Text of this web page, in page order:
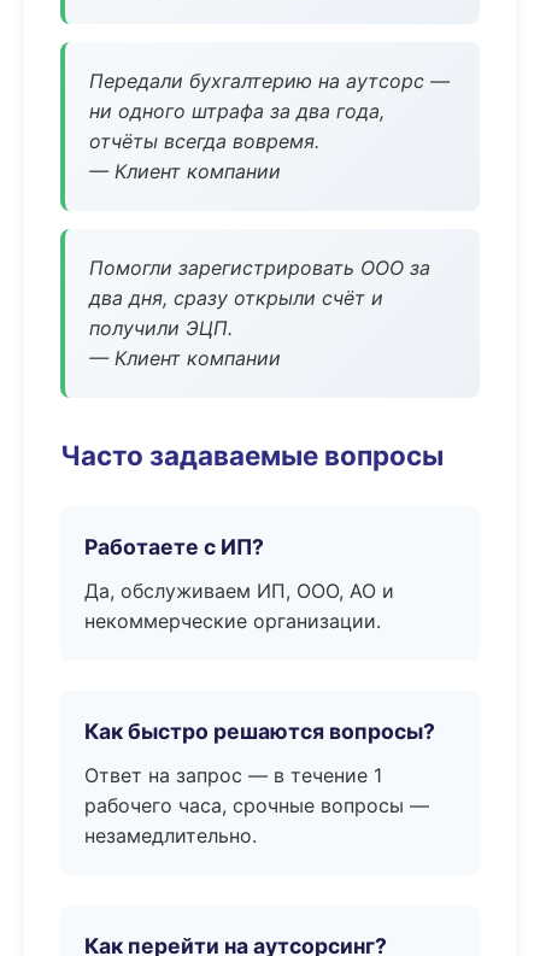
Передали бухгалтерию на аутсорс —
ни одного штрафа за два года,
отчёты всегда вовремя.
— Клиент компании
Помогли зарегистрировать ООО за
два дня, сразу открыли счёт и
получили ЭЦП.
— Клиент компании
Часто задаваемые вопросы
Работаете с ИП?
Да, обслуживаем ИП, ООО, АО и
некоммерческие организации.
Как быстро решаются вопросы?
Ответ на запрос — в течение 1
рабочего часа, срочные вопросы —
незамедлительно.
Как перейти на аутсорсинг?